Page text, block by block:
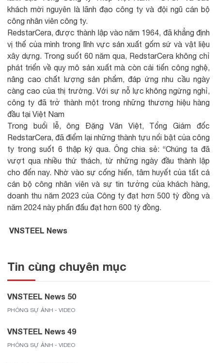
khách mời nguyên là lãnh đạo công ty và đội ngũ cán bộ
công nhân viên công ty.
RedstarCera, được thành lập vào năm 1964, đã khẳng định
vị thế của mình trong lĩnh vực sản xuất gốm sứ và vật liệu
xây dựng. Trong suốt 60 năm qua, RedstarCera không chỉ
phát triển về quy mô sản xuất mà còn cải tiến công nghệ,
nâng cao chất lượng sản phẩm, đáp ứng nhu cầu ngày
càng cao của thị trường. Với sự nỗ lực không ngừng nghỉ,
công ty đã trở thành một trong những thương hiệu hàng
đầu tại Việt Nam
Trong buổi lễ, ông Đặng Văn Việt, Tổng Giám đốc
RedstarCera, đã điểm lại những thành tựu nổi bật của công
ty trong suốt 6 thập kỷ qua. Ông chia sẻ: “Chúng ta đã
vượt qua nhiều thử thách, từ những ngày đầu thành lập
cho đến nay. Nhờ vào sự cống hiến, tâm huyết của tất cả
cán bộ công nhân viên và sự tin tưởng của khách hàng,
doanh thu năm 2023 của Công ty đạt hơn 500 tỷ đồng và
năm 2024 này phấn đấu đạt hơn 600 tỷ đồng.
VNSTEEL News
Tin cùng chuyên mục
VNSTEEL News 50
PHÓNG SỰ ẢNH - VIDEO
VNSTEEL News 49
PHÓNG SỰ ẢNH - VIDEO